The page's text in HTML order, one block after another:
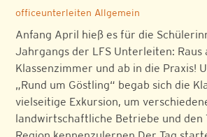
officeunterleiten Allgemein
Anfang April hieß es für die
Jahrgangs der LFS Unterleiten: Raus
Klassenzimmer und ab in die Praxis!
„Rund um Göstling“ begab sich die
vielseitige Exkursion, um
landwirtschaftliche Betriebe und den